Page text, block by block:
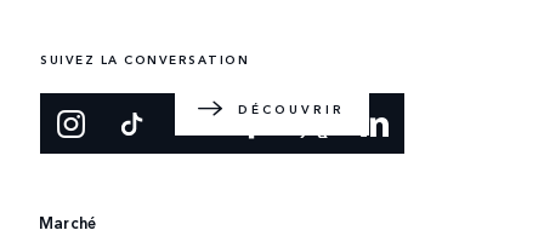
DÉCOUVRIR
SUIVEZ LA CONVERSATION
Marché